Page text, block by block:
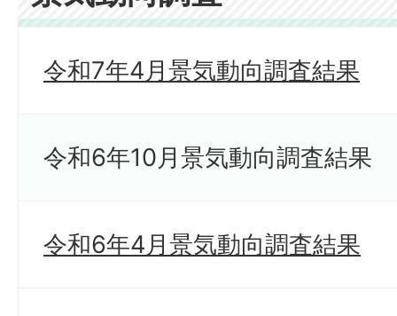
令和7年4月景気動向調査結果
令和6年10月景気動向調査結果
令和6年4月景気動向調査結果